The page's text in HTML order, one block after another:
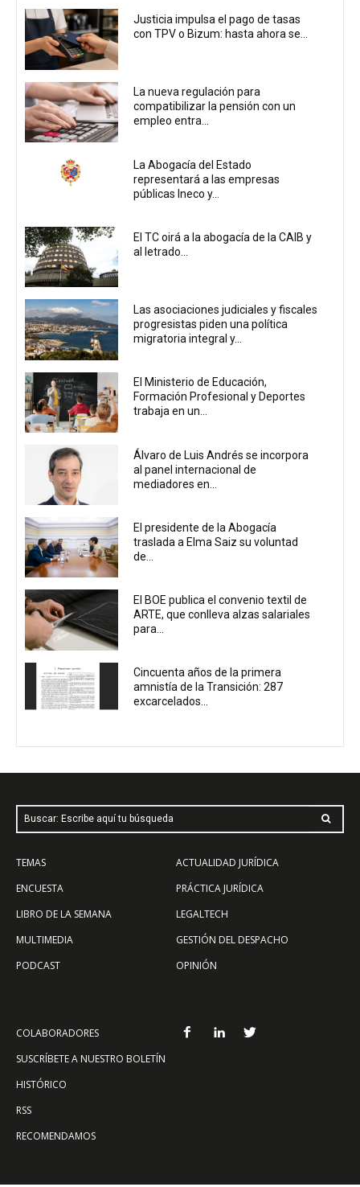
Justicia impulsa el pago de tasas
con TPV o Bizum: hasta ahora se...
La nueva regulación para
compatibilizar la pensión con un
empleo entra...
La Abogacía del Estado
representará a las empresas
públicas Ineco y...
El TC oirá a la abogacía de la CAIB y
al letrado...
Las asociaciones judiciales y fiscales
progresistas piden una política
migratoria integral y...
El Ministerio de Educación,
Formación Profesional y Deportes
trabaja en un...
Álvaro de Luis Andrés se incorpora
al panel internacional de
mediadores en...
El presidente de la Abogacía
traslada a Elma Saiz su voluntad
de...
El BOE publica el convenio textil de
ARTE, que conlleva alzas salariales
para...
Cincuenta años de la primera
amnistía de la Transición: 287
excarcelados...
Buscar: Escribe aquí tu búsqueda
TEMAS
ENCUESTA
LIBRO DE LA SEMANA
MULTIMEDIA
PODCAST
ACTUALIDAD JURÍDICA
PRÁCTICA JURÍDICA
LEGALTECH
GESTIÓN DEL DESPACHO
OPINIÓN
COLABORADORES
SUSCRÍBETE A NUESTRO BOLETÍN
HISTÓRICO
RSS
RECOMENDAMOS